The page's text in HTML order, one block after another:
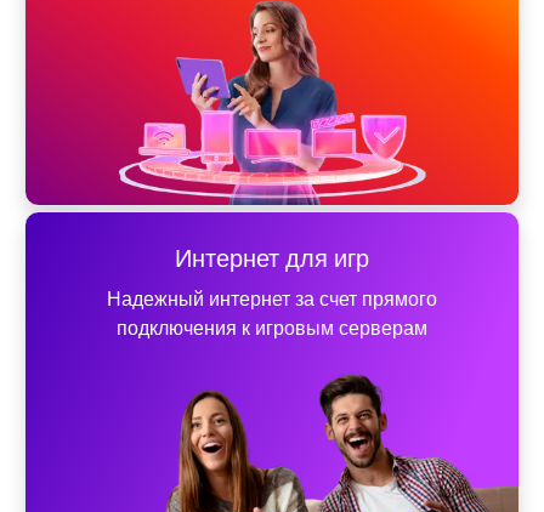
Интернет для игр
Надежный интернет за счет прямого
подключения к игровым серверам